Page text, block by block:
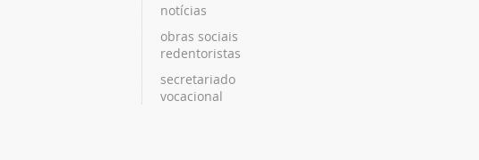
notícias
obras sociais
redentoristas
secretariado
vocacional